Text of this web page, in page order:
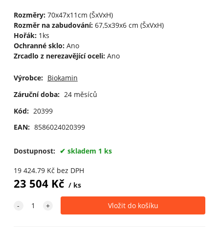
Rozměry:70x47x11cm (ŠxVxH)
Rozměr na zabudování:67,5x39x6 cm (ŠxVxH)
Hořák:1ks
Ochranné sklo:Ano
Zrcadlo z nerezavějící oceli:Ano
Výrobce: Biokamin
Záruční doba: 24 měsíců
Kód: 20399
EAN: 8586024020399
Dostupnost: skladem 1 ks
19 424.79Kč bez DPH
23 504Kč ks